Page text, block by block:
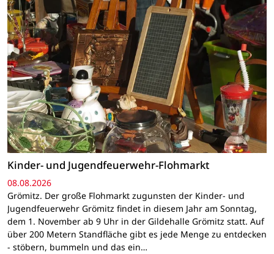
Kinder- und Jugendfeuerwehr-Flohmarkt
08.08.2026
Grömitz. Der große Flohmarkt zugunsten der Kinder- und
Jugendfeuerwehr Grömitz findet in diesem Jahr am Sonntag,
dem 1. November ab 9 Uhr in der Gildehalle Grömitz statt. Auf
über 200 Metern Standfläche gibt es jede Menge zu entdecken
- stöbern, bummeln und das ein…